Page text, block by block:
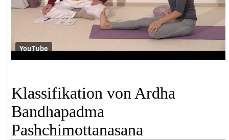
YouTube
Klassifikation von Ardha
Bandhapadma
Pashchimottanasana